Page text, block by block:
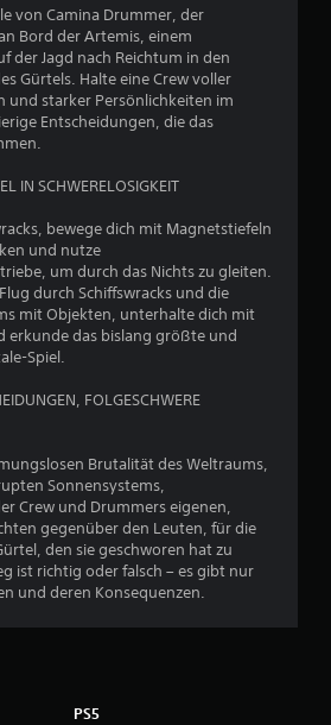
r
n
g
e
n
von Camina Drummer, der
Bord der Artemis, einem
der Jagd nach Reichtum in den
Gürtels. Halte eine Crew voller
und starker Persönlichkeiten im
Entscheidungen, die das
IN SCHWERELOSIGKEIT
bewege dich mit Magnetstiefeln
und nutze
um durch das Nichts zu gleiten.
durch Schiffswracks und die
mit Objekten, unterhalte dich mit
erkunde das bislang größte und
Spiel.
FOLGESCHWERE
Brutalität des Weltraums,
Sonnensystems,
Crew und Drummers eigenen,
gegenüber den Leuten, für die
den sie geschworen hat zu
ist richtig oder falsch – es gibt nur
und deren Konsequenzen.
PS5